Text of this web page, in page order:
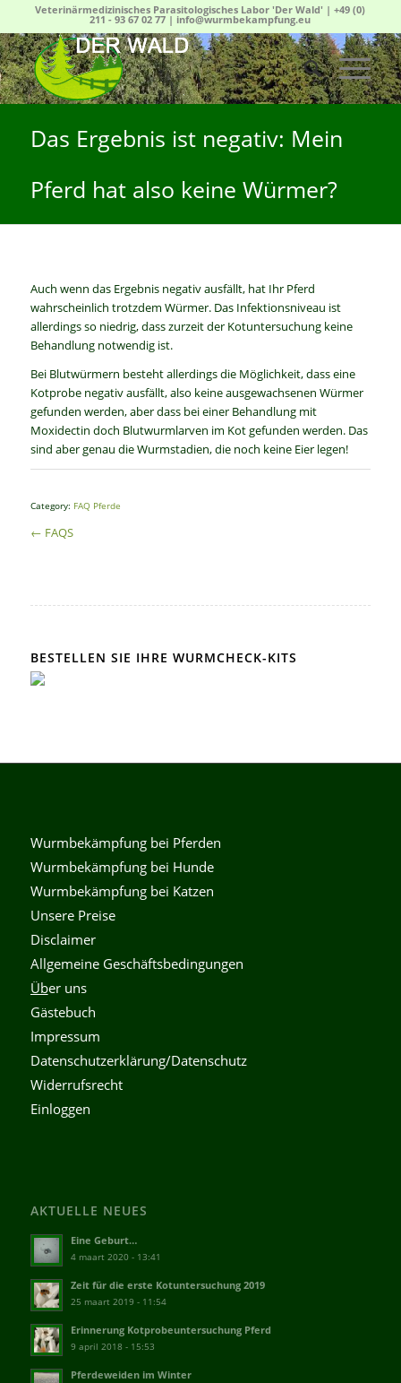
Veterinärmedizinisches Parasitologisches Labor 'Der Wald' |+49 (0)
211 - 93 67 02 77 | info@wurmbekampfung.eu
Das Ergebnis ist negativ: Mein
Pferd hat also keine Würmer?
Auch wenn das Ergebnis negativ ausfällt, hat Ihr Pferd
wahrscheinlich trotzdem Würmer. Das Infektionsniveau ist
allerdings so niedrig, dass zurzeit der Kotuntersuchung keine
Behandlung notwendig ist.
Bei Blutwürmern besteht allerdings die Möglichkeit, dass eine
Kotprobe negativ ausfällt, also keine ausgewachsenen Würmer
gefunden werden, aber dass bei einer Behandlung mit
Moxidectin doch Blutwurmlarven im Kot gefunden werden. Das
sind aber genau die Wurmstadien, die noch keine Eier legen!
Category: FAQ Pferde
← FAQS
BESTELLEN SIE IHRE WURMCHECK-KITS
Wurmbekämpfung bei Pferden
Wurmbekämpfung bei Hunde
Wurmbekämpfung bei Katzen
Unsere Preise
Disclaimer
Allgemeine Geschäftsbedingungen
Über uns
Gästebuch
Impressum
Datenschutzerklärung/Datenschutz
Widerrufsrecht
Einloggen
AKTUELLE NEUES
Eine Geburt…
4 maart 2020 - 13:41
Zeit für die erste Kotuntersuchung 2019
25 maart 2019 - 11:54
Erinnerung Kotprobeuntersuchung Pferd
9 april 2018 - 15:53
Pferdeweiden im Winter